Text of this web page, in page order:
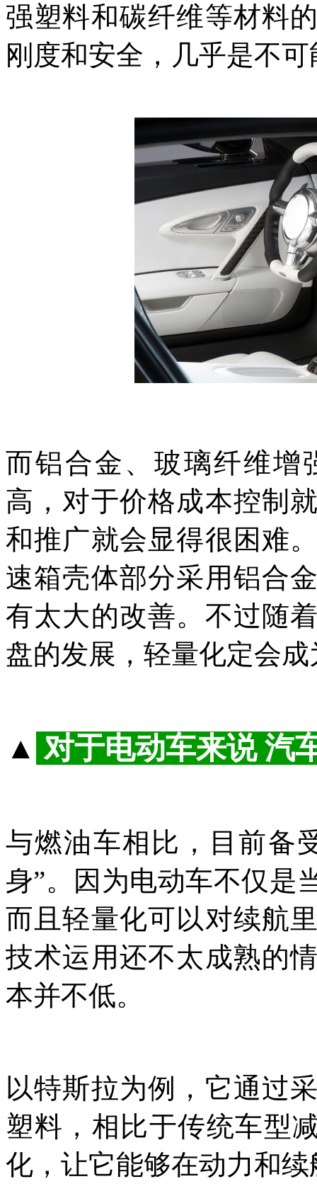
强塑料和碳纤维等材料
刚度和安全，几乎是不
而铝合金、玻璃纤维增
高，对于价格成本控制
和推广就会显得很困难
速箱壳体部分采用铝合
有太大的改善。不过随
盘的发展，轻量化定会
▲ 对于电动车来说 汽
与燃油车相比，目前备
身”。因为电动车不仅是
而且轻量化可以对续航
技术运用还不太成熟的
本并不低。
以特斯拉为例，它通过
塑料，相比于传统车型
化，让它能够在动力和